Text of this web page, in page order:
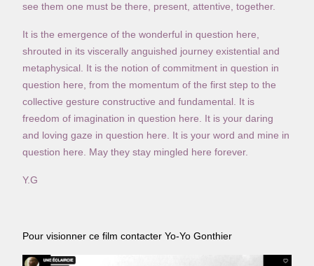
see them one must be there, present, attentive, together.
It is the emergence of the wonderful in question here,
shrouted in its viscerally anguished journey existential and
metaphysical. It is the notion of commitment in question in
question here, from the momentum of the first step to the
collective gesture constructive and fundamental. It is
freedom of imagination in question here. It is your daring
and loving gaze in question here. It is your word and mine in
question here. May they stay mingled here forever.
Y.G
Pour visionner ce film contacter Yo-Yo Gonthier